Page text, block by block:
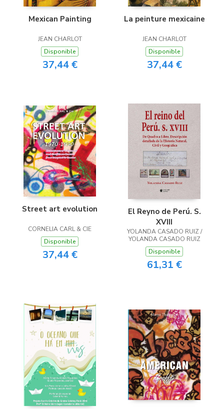
Mexican Painting
JEAN CHARLOT
Disponible
37,44 €
La peinture mexicaine
JEAN CHARLOT
Disponible
37,44 €
Street art evolution
CORNELIA CARL & CIE
Disponible
37,44 €
El Reyno de Perú. S.
XVIII
YOLANDA CASADO RUIZ /
YOLANDA CASADO RUIZ
Disponible
61,31 €